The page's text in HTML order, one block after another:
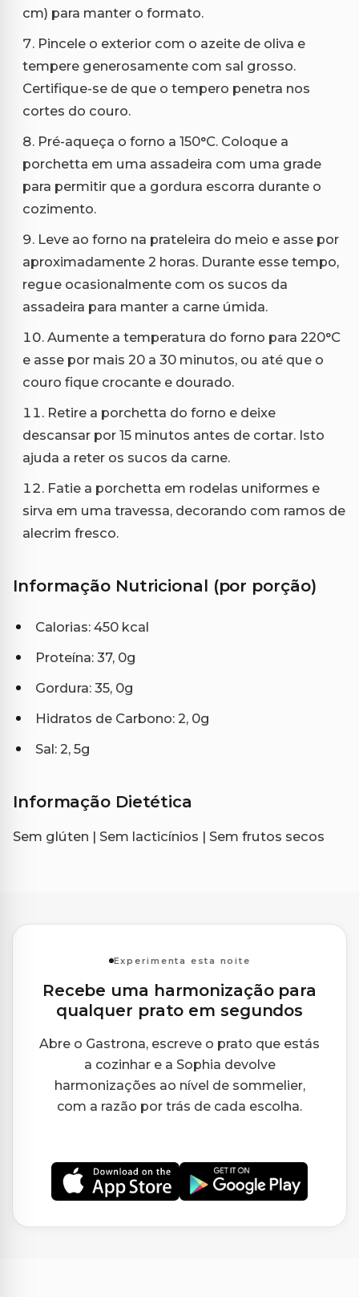
cm) para manter o formato.
Pincele o exterior com o azeite de oliva e
tempere generosamente com sal grosso.
Certifique-se de que o tempero penetra nos
cortes do couro.
Pré-aqueça o forno a 150°C. Coloque a
porchetta em uma assadeira com uma grade
para permitir que a gordura escorra durante o
cozimento.
Leve ao forno na prateleira do meio e asse por
aproximadamente 2 horas. Durante esse tempo,
regue ocasionalmente com os sucos da
assadeira para manter a carne úmida.
Aumente a temperatura do forno para 220°C
e asse por mais 20 a 30 minutos, ou até que o
couro fique crocante e dourado.
Retire a porchetta do forno e deixe
descansar por 15 minutos antes de cortar. Isto
ajuda a reter os sucos da carne.
Fatie a porchetta em rodelas uniformes e
sirva em uma travessa, decorando com ramos de
alecrim fresco.
Informação Nutricional (por porção)
Calorias: 450 kcal
Proteína: 37, 0g
Gordura: 35, 0g
Hidratos de Carbono: 2, 0g
Sal: 2, 5g
Informação Dietética
Sem glúten | Sem lacticínios | Sem frutos secos
Experimenta esta noite
Recebe uma harmonização para
qualquer prato em segundos
Abre o Gastrona, escreve o prato que estás
a cozinhar e a Sophia devolve
harmonizações ao nível de sommelier,
com a razão por trás de cada escolha.